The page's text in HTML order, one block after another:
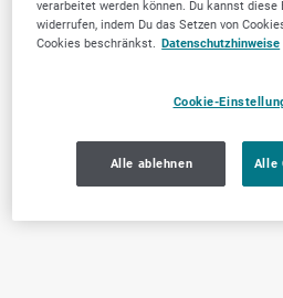
verarbeitet werden können. Du kannst
widerrufen, indem Du das Setzen von
Cookies beschränkst. Datenschutzhinweise
Cookie-
Alle ablehnen Alle